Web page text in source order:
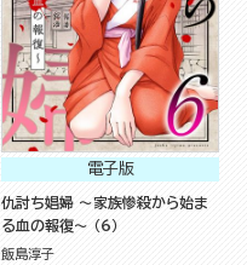
電子版
仇討ち娼婦 ～家族惨殺から始ま
る血の報復～ （6）
飯島淳子